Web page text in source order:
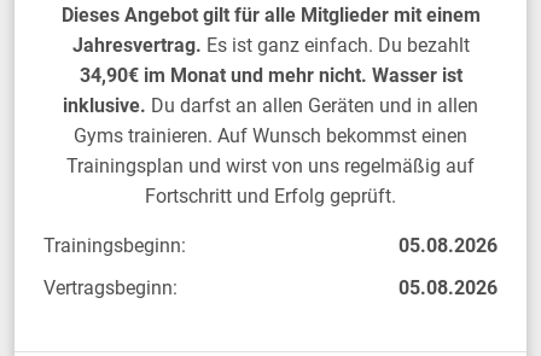
Dieses Angebot gilt für alle Mitglieder mit einem
Jahresvertrag. Es ist ganz einfach. Du bezahlt
34,90€ im Monat und mehr nicht. Wasser ist
inklusive. Du darfst an allen Geräten und in allen
Gyms trainieren. Auf Wunsch bekommst einen
Trainingsplan und wirst von uns regelmäßig auf
Fortschritt und Erfolg geprüft.
Trainingsbeginn:
05.08.2026
Vertragsbeginn:
05.08.2026